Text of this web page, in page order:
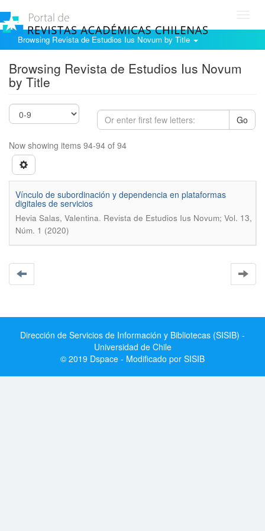
Browsing Revista de Estudios Ius Novum by Title
Browsing Revista de Estudios Ius Novum
by Title
Go
Now showing items 94-94 of 94
Vínculo de subordinación y dependencia en plataformas
digitales de servicios
Hevia Salas, Valentina. Revista de Estudios Ius Novum; Vol. 13,
Núm. 1 (2020)
Dirección de Servicios de Información y Bibliotecas (SISIB) -
Universidad de Chile
© 2019 Dspace - Modificado por SISIB